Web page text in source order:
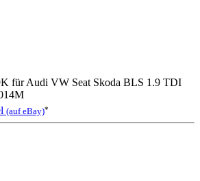
für Audi VW Seat Skoda BLS 1.9 TDI
(auf eBay)*